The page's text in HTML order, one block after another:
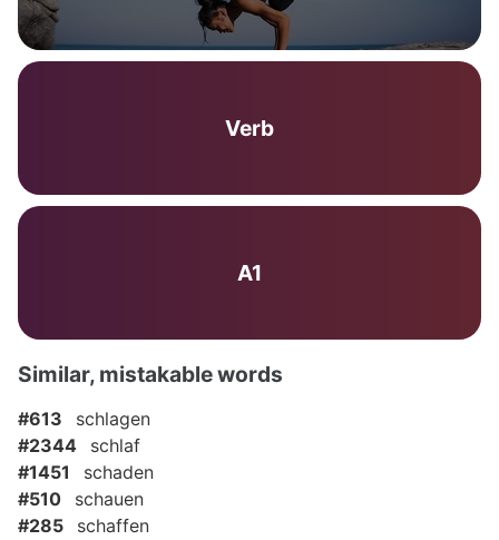
Verb
A1
Similar, mistakable words
#613
schlagen
#2344
schlaf
#1451
schaden
#510
schauen
#285
schaffen